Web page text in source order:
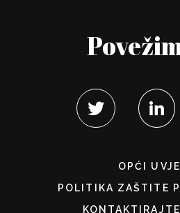
OPĆI
POLITIKA ZAŠTITE